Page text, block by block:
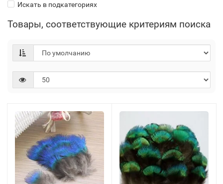
Искать в подкатегориях
Товары, соответствующие критериям поиска